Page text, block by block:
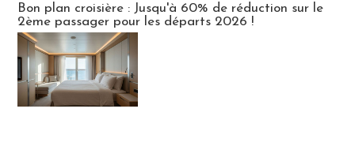
Bon plan croisière : Jusqu'à 60% de réduction sur le
2ème passager pour les départs 2026 !